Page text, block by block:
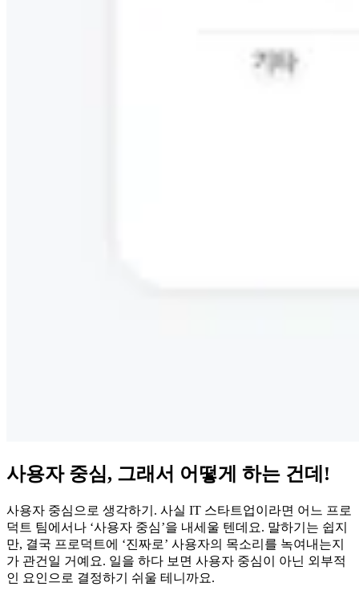
사용자 중심, 그래서 어떻게 하는 건데!
사용자 중심으로 생각하기. 사실 IT 스타트업이라면 어느 프로
덕트 팀에서나 ‘사용자 중심’을 내세울 텐데요. 말하기는 쉽지
만, 결국 프로덕트에 ‘진짜로’ 사용자의 목소리를 녹여내는지
가 관건일 거예요. 일을 하다 보면 사용자 중심이 아닌 외부적
인 요인으로 결정하기 쉬울 테니까요.